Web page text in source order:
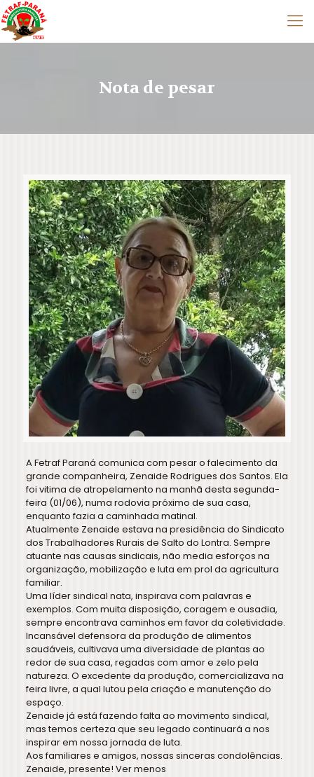
Nota de pesar
A Fetraf Paraná comunica com pesar o falecimento da
grande companheira, Zenaide Rodrigues dos Santos. Ela
foi vitima de atropelamento na manhã desta segunda-
feira (01/06), numa rodovia próximo de sua casa,
enquanto fazia a caminhada matinal.
Atualmente Zenaide estava na presidência do Sindicato
dos Trabalhadores Rurais de Salto do Lontra. Sempre
atuante nas causas sindicais, não media esforços na
organização, mobilização e luta em prol da agricultura
familiar.
Uma líder sindical nata, inspirava com palavras e
exemplos. Com muita disposição, coragem e ousadia,
sempre encontrava caminhos em favor da coletividade.
Incansável defensora da produção de alimentos
saudáveis, cultivava uma diversidade de plantas ao
redor de sua casa, regadas com amor e zelo pela
natureza. O excedente da produção, comercializava na
feira livre, a qual lutou pela criação e manutenção do
espaço.
Zenaide já está fazendo falta ao movimento sindical,
mas temos certeza que seu legado continuará a nos
inspirar em nossa jornada de luta.
Aos familiares e amigos, nossas sinceras condolências.
Zenaide, presente! Ver menos